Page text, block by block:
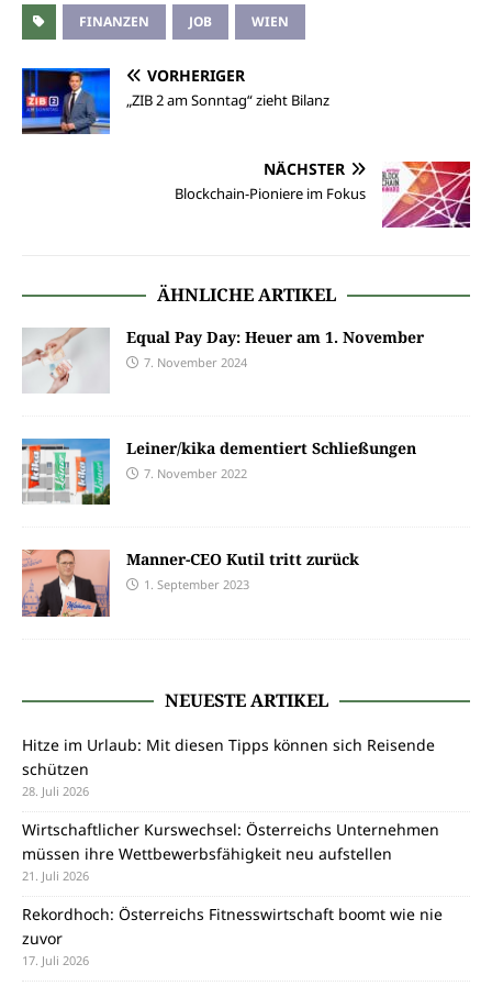
FINANZEN JOB WIEN
VORHERIGER
„ZIB 2 am Sonntag“ zieht Bilanz
NÄCHSTER
Blockchain-Pioniere im Fokus
ÄHNLICHE ARTIKEL
Equal Pay Day: Heuer am 1. November
7. November 2024
Leiner/kika dementiert Schließungen
7. November 2022
Manner-CEO Kutil tritt zurück
1. September 2023
NEUESTE ARTIKEL
Hitze im Urlaub: Mit diesen Tipps können sich Reisende
schützen
28. Juli 2026
Wirtschaftlicher Kurswechsel: Österreichs Unternehmen
müssen ihre Wettbewerbsfähigkeit neu aufstellen
21. Juli 2026
Rekordhoch: Österreichs Fitnesswirtschaft boomt wie nie
zuvor
17. Juli 2026